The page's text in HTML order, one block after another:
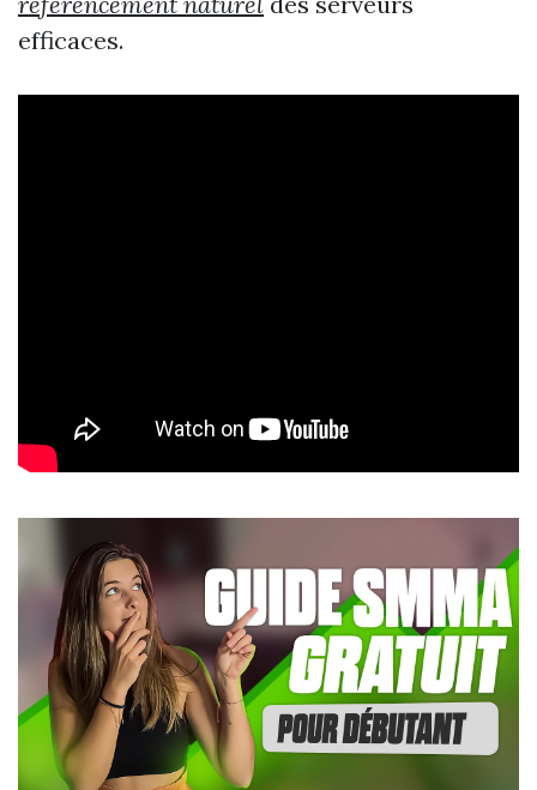
efficaces.